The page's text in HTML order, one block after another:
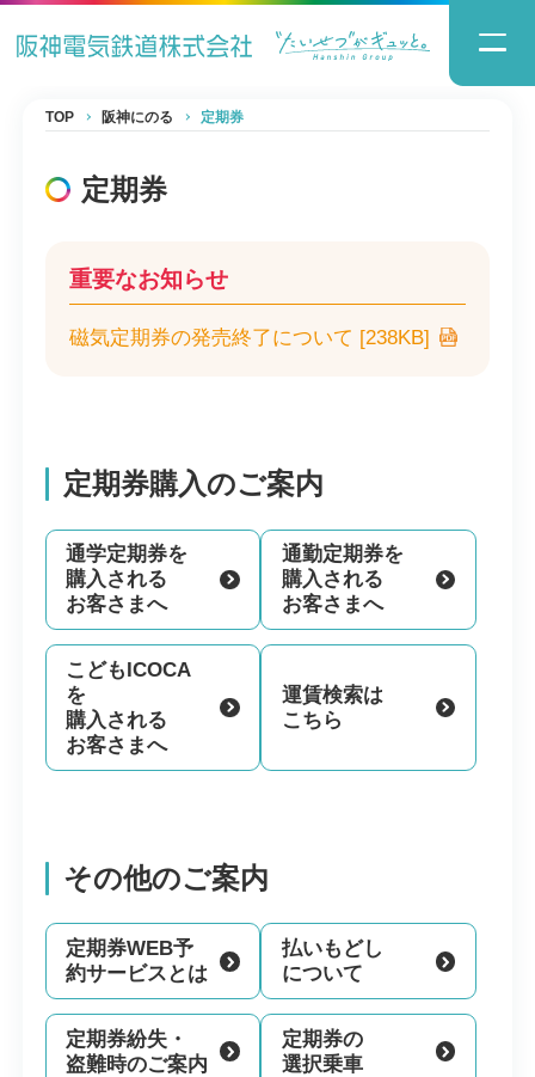
TOP 阪神にのる 定期券
定期券
重要なお知らせ
磁気定期券の発売終了について [238KB]
定期券購入のご案内
通学定期券を
購入される
お客さまへ
通勤定期券を
購入される
お客さまへ
こどもICOCA
を
購入される
お客さまへ
運賃検索は
こちら
その他のご案内
定期券WEB予
約サービスとは
払いもどし
について
定期券紛失・
盗難時のご案内
定期券の
選択乗車